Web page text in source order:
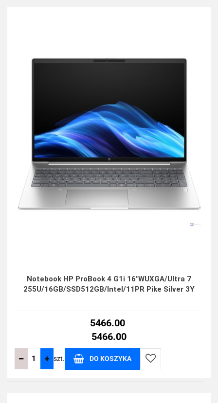
Notebook HP ProBook 4 G1i 16"WUXGA/Ultra 7
255U/16GB/SSD512GB/Intel/11PR Pike Silver 3Y
5466.00
5466.00
szt. DO KOSZYKA
Do